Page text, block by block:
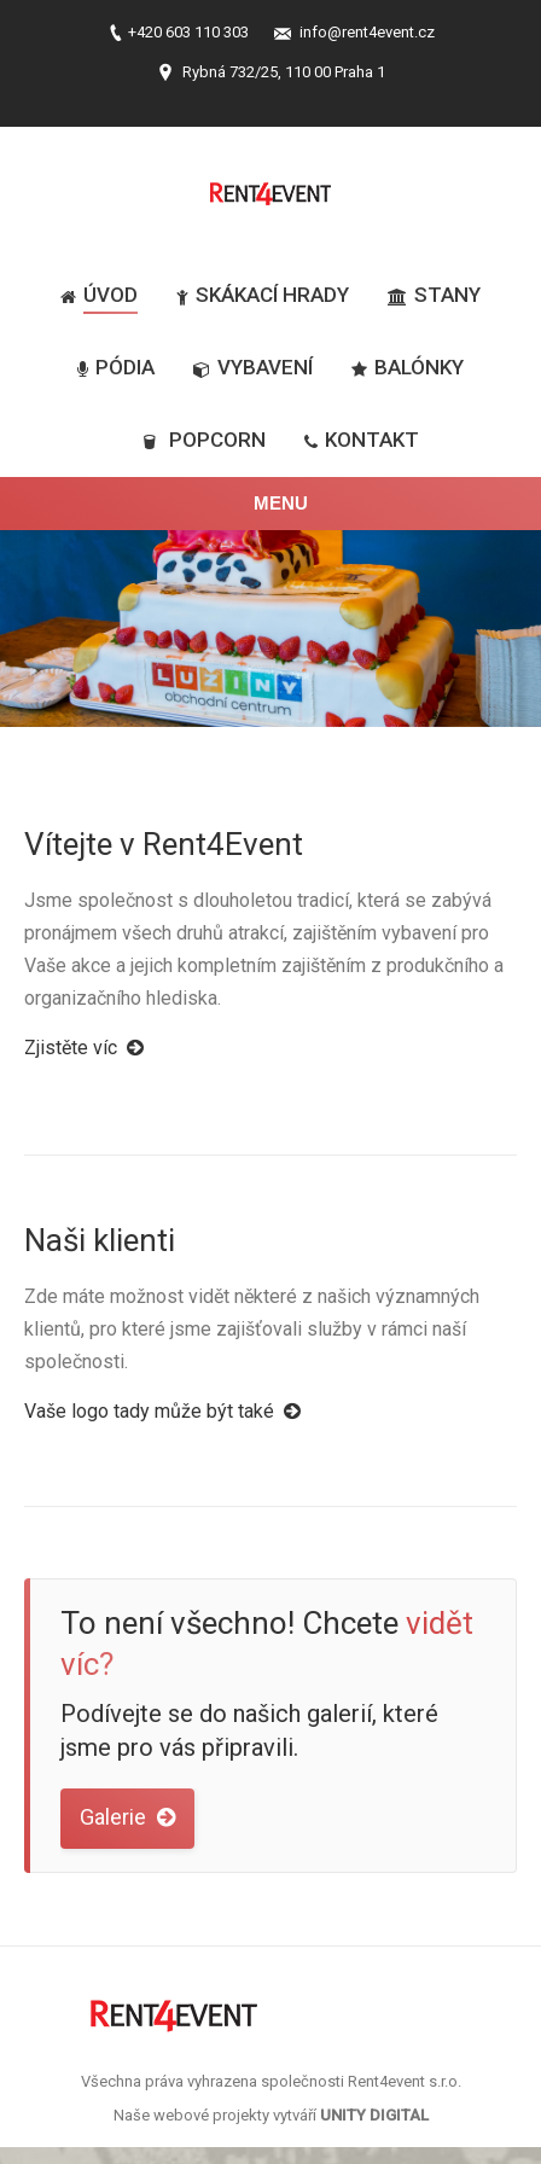
+420 603 110 303 info@rent4event.cz
Rybná 732/25, 110 00 Praha 1
ÚVOD SKÁKACÍ HRADY STANY
PÓDIA VYBAVENÍ BALÓNKY
POPCORN KONTAKT
MENU
Vítejte v Rent4Event
Jsme společnost s dlouholetou tradicí, která se zabývá
pronájmem všech druhů atrakcí, zajištěním vybavení pro
Vaše akce a jejich kompletním zajištěním z produkčního a
organizačního hlediska.
Zjistěte víc
Naši klienti
Zde máte možnost vidět některé z našich významných
klientů, pro které jsme zajišťovali služby v rámci naší
společnosti.
Vaše logo tady může být také
To není všechno! Chcete vidět
víc?
Podívejte se do našich galerií, které
jsme pro vás připravili.
Galerie
Všechna práva vyhrazena společnosti Rent4event s.r.o.
Naše webové projekty vytváří UNITY DIGITAL